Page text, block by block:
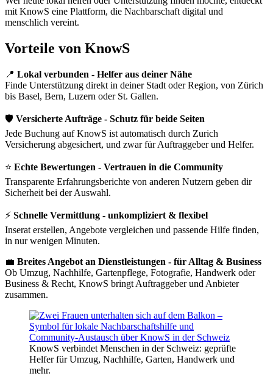
mit KnowS eine Plattform, die Nachbarschaft digital und
menschlich vereint.
Vorteile von KnowS
📍 Lokal verbunden - Helfer aus deiner Nähe
Finde Unterstützung direkt in deiner Stadt oder Region, von Zürich
bis Basel, Bern, Luzern oder St. Gallen.
🛡️ Versicherte Aufträge - Schutz für beide Seiten
Jede Buchung auf KnowS ist automatisch durch Zurich
Versicherung abgesichert, und zwar für Auftraggeber und Helfer.
⭐ Echte Bewertungen - Vertrauen in die Community
Transparente Erfahrungsberichte von anderen Nutzern geben dir
Sicherheit bei der Auswahl.
⚡ Schnelle Vermittlung - unkompliziert & flexibel
Inserat erstellen, Angebote vergleichen und passende Hilfe finden,
in nur wenigen Minuten.
💼 Breites Angebot an Dienstleistungen - für Alltag & Business
Ob Umzug, Nachhilfe, Gartenpflege, Fotografie, Handwerk oder
Business & Recht, KnowS bringt Auftraggeber und Anbieter
zusammen.
KnowS verbindet Menschen in der Schweiz: geprüfte
Helfer für Umzug, Nachhilfe, Garten, Handwerk und
mehr.